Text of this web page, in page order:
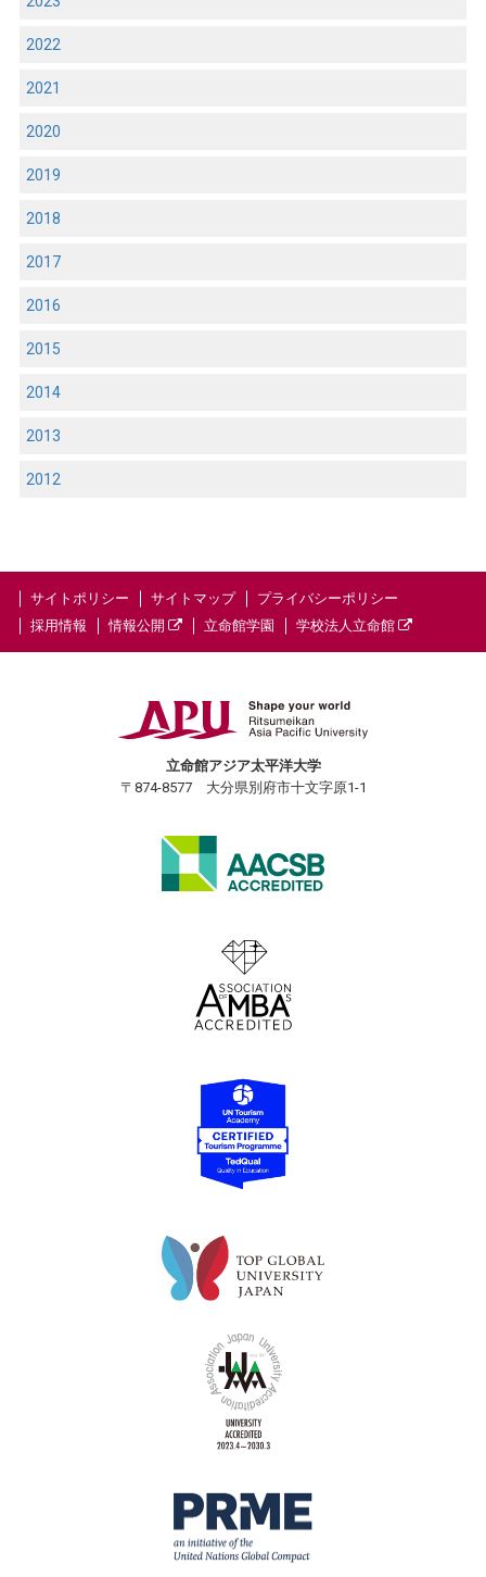
2022
2021
2020
2019
2018
2017
2016
2015
2014
2013
2012
サイトポリシー サイトマップ
プライバシーポリシー
採用情報
情報公開 立命館学園 学校法人立命館
立命館アジア太平洋大学
〒874-8577 大分県別府市十文字原1-1